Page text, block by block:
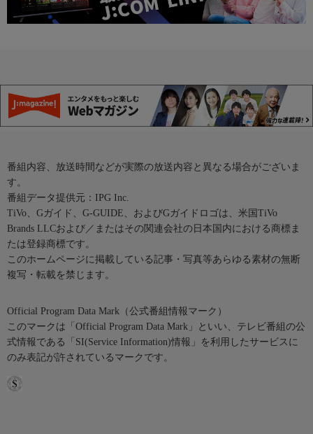
番組内容、放送時間などが実際の放送内容と異なる場合がございま
す。
番組データ提供元：IPG Inc.
TiVo、Gガイド、G-GUIDE、およびGガイドロゴは、米国TiVo
Brands LLCおよび／またはその関連会社の日本国内における商標ま
たは登録商標です。
このホームページに掲載している記事・写真等あらゆる素材の無断
複写・転載を禁じます。
Official Program Data Mark（公式番組情報マーク）
このマークは「Official Program Data Mark」といい、テレビ番組の公
式情報である「SI(Service Information)情報」を利用したサービスに
のみ表記が許されているマークです。